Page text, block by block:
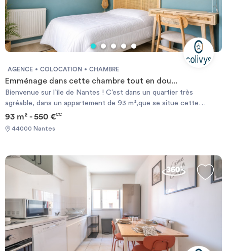
AGENCE COLOCATION CHAMBRE
Emménage dans cette chambre tout en dou...
Bienvenue sur l’île de Nantes ! C’est dans un quartier très
agréable, dans un appartement de 93 m²,que se situe cette
chambre de 12 m². Redécorée et louée meublée, elle comprend un
lit double (140x190), des rangements, un dressing et un bureau.
En coliving, l’assurance habitation du logement, ton contrat
mensuel. Le dernier atout indéniable du coliving ? Cette chamber
est éligible aux aides au logement (APL).
93 m² - 550 €CC
44000 Nantes